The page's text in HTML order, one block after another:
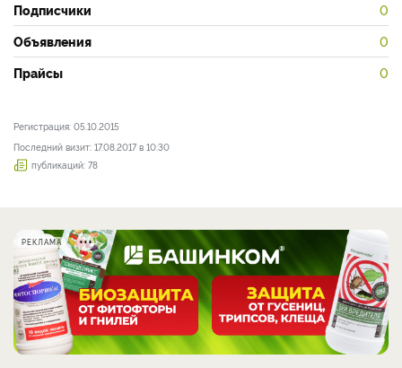
Подписчики 0
Объявления 0
Прайсы 0
Регистрация: 05.10.2015
Последний визит: 17.08.2017 в 10:30
публикаций: 78
РЕКЛАМА